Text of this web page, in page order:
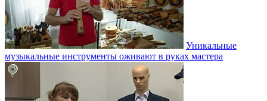
Уникальные
музыкальные инструменты оживают в руках мастера